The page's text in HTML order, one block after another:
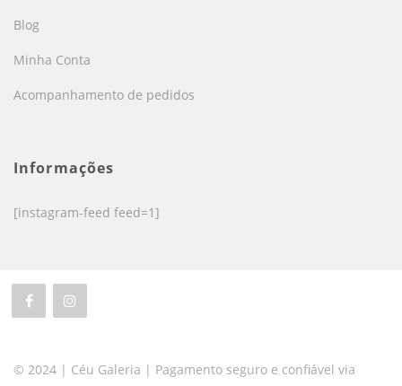
Blog
Minha Conta
Acompanhamento de pedidos
Informações
[instagram-feed feed=1]
© 2024 | Céu Galeria | Pagamento seguro e confiável via